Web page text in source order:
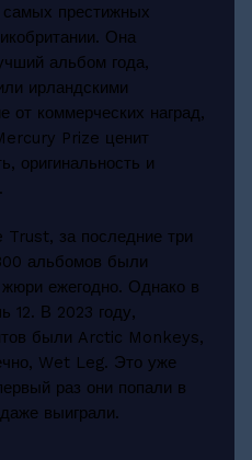
престижных
Она
альбом года,
ирландскими
от коммерческих наград,
Prize ценит
оригинальность и
за последние три
альбомов были
ежегодно. Однако в
12. В 2023 году,
были Arctic Monkeys,
Wet Leg. Это уже
раз они попали в
выиграли.